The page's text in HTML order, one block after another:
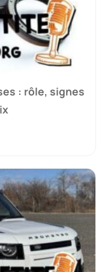
: rôle, signes